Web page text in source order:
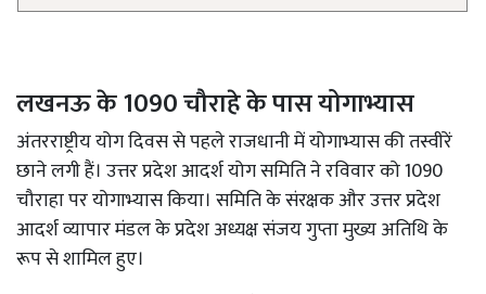
लखनऊ के 1090 चौराहे के पास योगाभ्यास
अंतरराष्ट्रीय योग दिवस से पहले राजधानी में योगाभ्यास की तस्वीरें
छाने लगी हैं। उत्तर प्रदेश आदर्श योग समिति ने रविवार को 1090
चौराहा पर योगाभ्यास किया। समिति के संरक्षक और उत्तर प्रदेश
आदर्श व्यापार मंडल के प्रदेश अध्यक्ष संजय गुप्ता मुख्य अतिथि के
रूप से शामिल हुए।